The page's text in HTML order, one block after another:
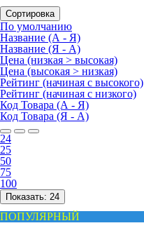
Сортировка
По умолчанию
Название (А - Я)
Название (Я - А)
Цена (низкая > высокая)
Цена (высокая > низкая)
Рейтинг (начиная с высокого)
Рейтинг (начиная с низкого)
Код Товара (А - Я)
Код Товара (Я - А)
24
25
50
75
100
Показать: 24
ПОПУЛЯРНЫЙ